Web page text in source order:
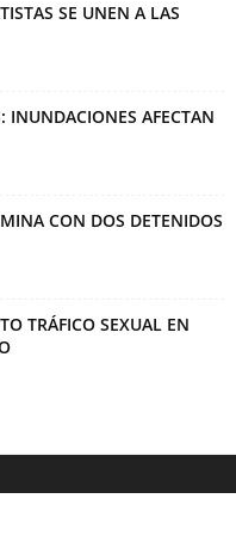
SE UNEN A LAS
INUNDACIONES AFECTAN
CON DOS DETENIDOS
TRÁFICO SEXUAL EN